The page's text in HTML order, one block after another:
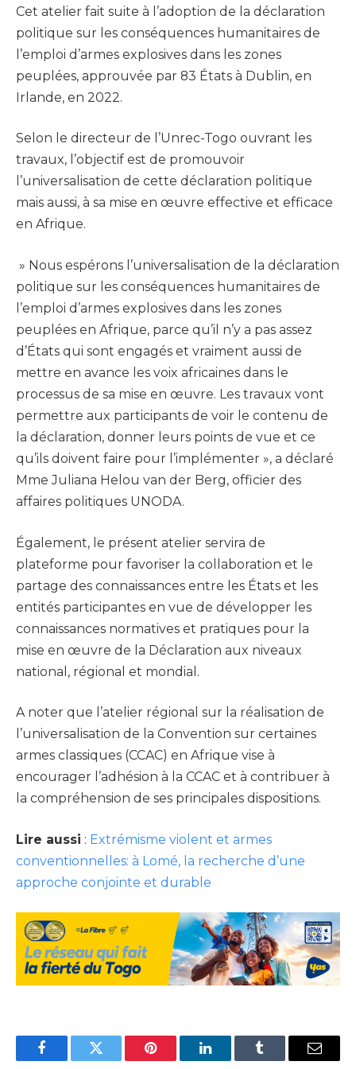
Cet atelier fait suite à l’adoption de la déclaration
politique sur les conséquences humanitaires de
l’emploi d’armes explosives dans les zones
peuplées, approuvée par 83 États à Dublin, en
Irlande, en 2022.
Selon le directeur de l’Unrec-Togo ouvrant les
travaux, l’objectif est de promouvoir
l’universalisation de cette déclaration politique
mais aussi, à sa mise en œuvre effective et efficace
en Afrique.
» Nous espérons l’universalisation de la déclaration
politique sur les conséquences humanitaires de
l’emploi d’armes explosives dans les zones
peuplées en Afrique, parce qu’il n’y a pas assez
d’États qui sont engagés et vraiment aussi de
mettre en avance les voix africaines dans le
processus de sa mise en œuvre. Les travaux vont
permettre aux participants de voir le contenu de
la déclaration, donner leurs points de vue et ce
qu’ils doivent faire pour l’implémenter », a déclaré
Mme Juliana Helou van der Berg, officier des
affaires politiques UNODA.
Également, le présent atelier servira de
plateforme pour favoriser la collaboration et le
partage des connaissances entre les États et les
entités participantes en vue de développer les
connaissances normatives et pratiques pour la
mise en œuvre de la Déclaration aux niveaux
national, régional et mondial.
A noter que l’atelier régional sur la réalisation de
l’universalisation de la Convention sur certaines
armes classiques (CCAC) en Afrique vise à
encourager l’adhésion à la CCAC et à contribuer à
la compréhension de ses principales dispositions.
Lire aussi : Extrémisme violent et armes
conventionnelles: à Lomé, la recherche d’une
approche conjointe et durable
FacebookTwitter Pinterest LinkedInTumblr Email